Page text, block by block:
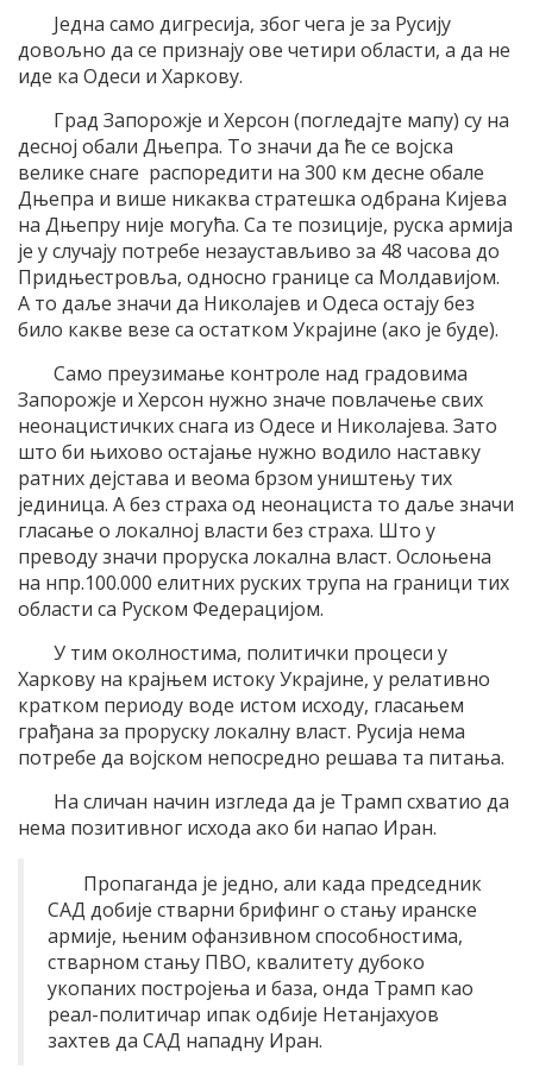
Једна само дигресија, због чега је за Русију
довољно да се признају ове четири области, а да не
иде ка Одеси и Харкову.
Град Запорожје и Херсон (погледајте мапу) су на
десној обали Дњепра. То значи да ће се војска
велике снаге распоредити на 300 км десне обале
Дњепра и више никаква стратешка одбрана Кијева
на Дњепру није могућа. Са те позиције, руска армија
је у случају потребе незаустављиво за 48 часова до
Придњестровља, односно границе са Молдавијом.
А то даље значи да Николајев и Одеса остају без
било какве везе са остатком Украјине (ако је буде).
Само преузимање контроле над градовима
Запорожје и Херсон нужно значе повлачење свих
неонацистичких снага из Одесе и Николајева. Зато
што би њихово остајање нужно водило наставку
ратних дејстава и веома брзом уништењу тих
јединица. А без страха од неонациста то даље значи
гласање о локалној власти без страха. Што у
преводу значи проруска локална власт. Ослоњена
на нпр.100.000 елитних руских трупа на граници тих
области са Руском Федерацијом.
У тим околностима, политички процеси у
Харкову на крајњем истоку Украјине, у релативно
кратком периоду воде истом исходу, гласањем
грађана за проруску локалну власт. Русија нема
потребе да војском непосредно решава та питања.
На сличан начин изгледа да је Трамп схватио да
нема позитивног исхода ако би напао Иран.
Пропаганда је једно, али када председник
САД добије стварни брифинг о стању иранске
армије, њеним офанзивном способностима,
стварном стању ПВО, квалитету дубоко
укопаних постројења и база, онда Трамп као
реал-политичар ипак одбије Нетанјахуов
захтев да САД нападну Иран.